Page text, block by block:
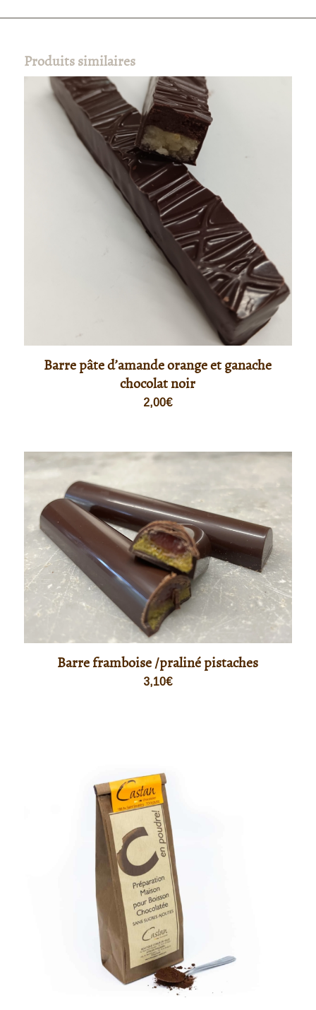
Produits similaires
Barre pâte d’amande orange et ganache
chocolat noir
2,00€
Barre framboise /praliné pistaches
3,10€